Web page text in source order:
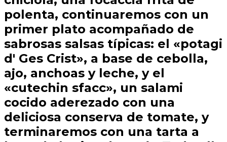
polenta, continuaremos con un
primer plato acompañado de
sabrosas salsas típicas: el «potagi
d' Ges Crist», a base de cebolla,
ajo, anchoas y leche, y el
«cutechin sfacc», un salami
cocido aderezado con una
deliciosa conserva de tomate, y
terminaremos con una tarta a